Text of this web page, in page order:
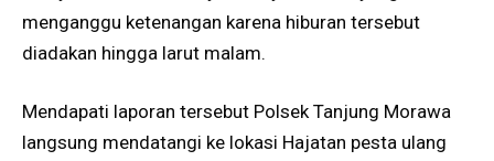
menganggu ketenangan karena hiburan tersebut
diadakan hingga larut malam.
Mendapati laporan tersebut Polsek Tanjung Morawa
langsung mendatangi ke lokasi Hajatan pesta ulang